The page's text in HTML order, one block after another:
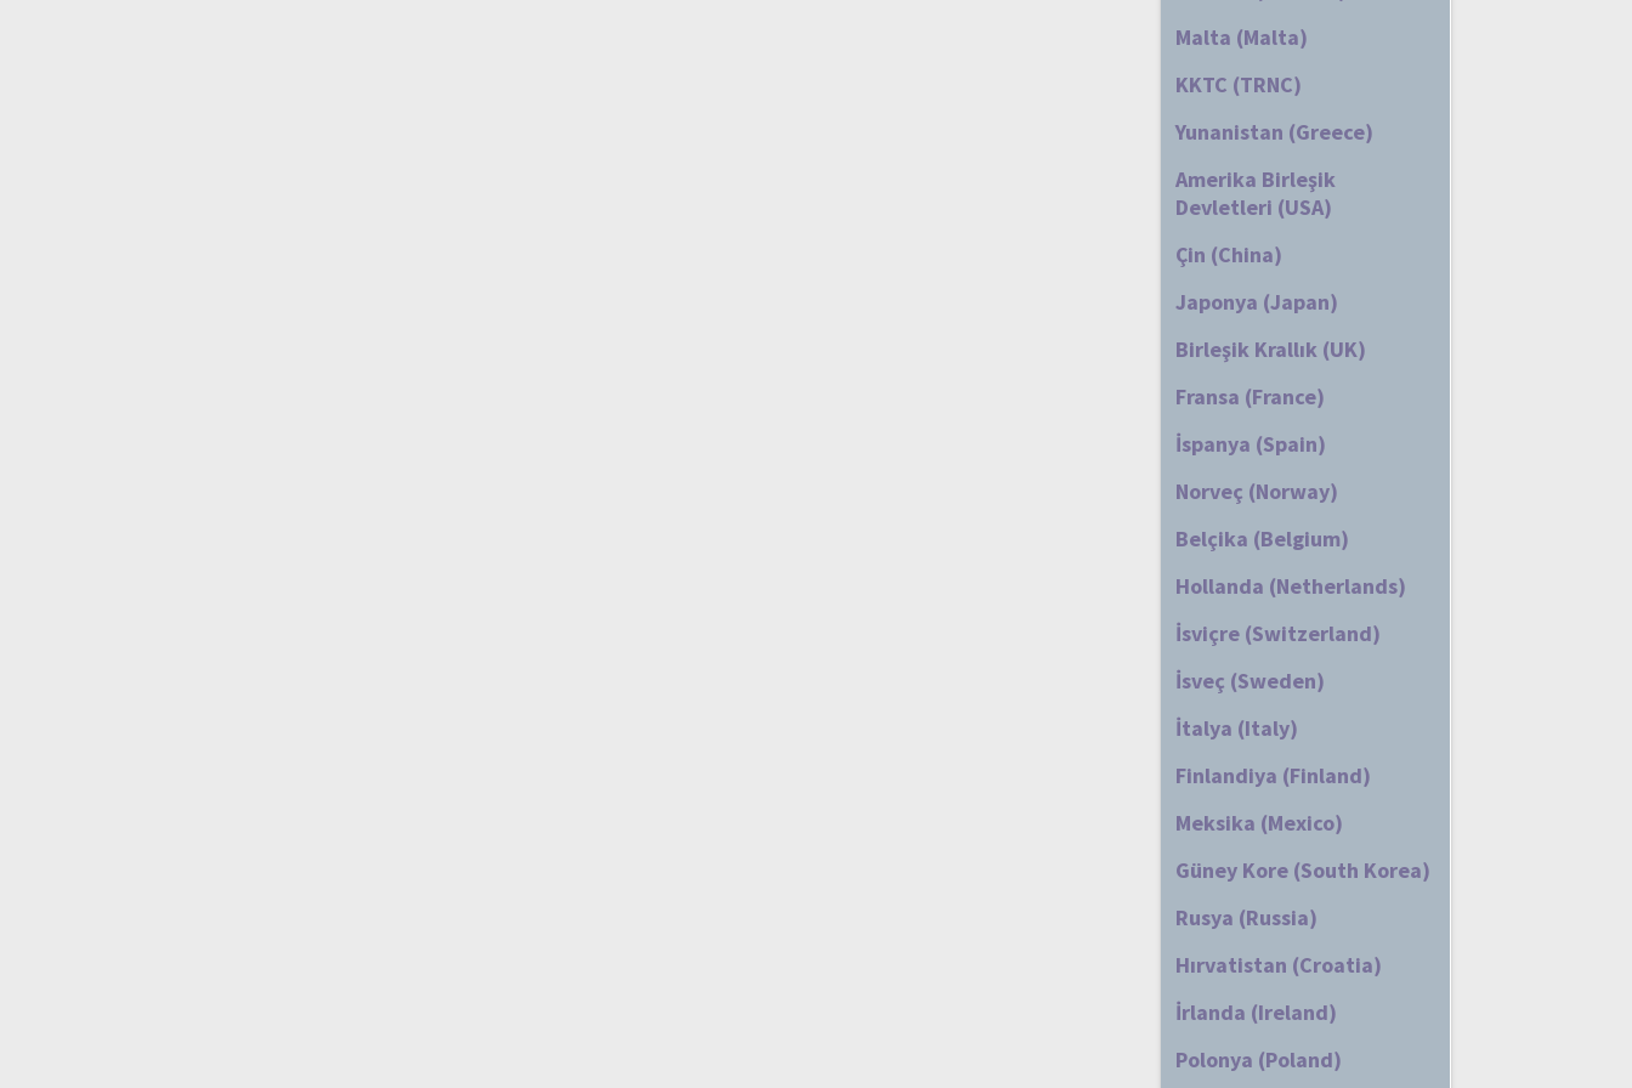
Malta (Malta)
KKTC (TRNC)
Yunanistan (Greece)
Amerika Birleşik
Devletleri (USA)
Çin (China)
Japonya (Japan)
Birleşik Krallık (UK)
Fransa (France)
İspanya (Spain)
Norveç (Norway)
Belçika (Belgium)
Hollanda (Netherlands)
İsviçre (Switzerland)
İsveç (Sweden)
İtalya (Italy)
Finlandiya (Finland)
Meksika (Mexico)
Güney Kore (South Korea)
Rusya (Russia)
Hırvatistan (Croatia)
İrlanda (Ireland)
Polonya (Poland)